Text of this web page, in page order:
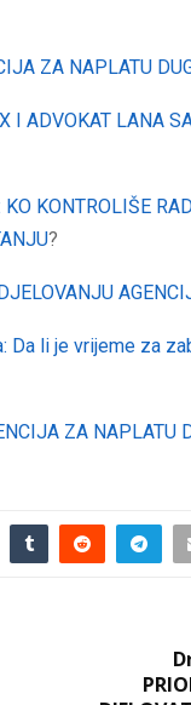
ZA NAPLATU
I ADVOKAT LANA
KONTROLIŠE
?
li je vrijeme za
ZA NAPLATU